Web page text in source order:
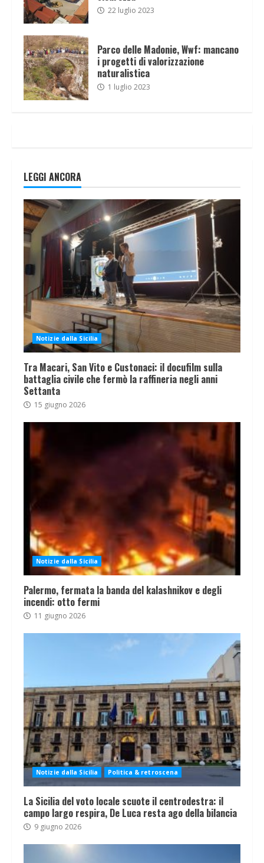
22 luglio 2023
Parco delle Madonie, Wwf: mancano
i progetti di valorizzazione
naturalistica
1 luglio 2023
LEGGI ANCORA
Notizie dalla Sicilia
Tra Macari, San Vito e Custonaci: il docufilm sulla
battaglia civile che fermò la raffineria negli anni
Settanta
15 giugno 2026
Notizie dalla Sicilia
Palermo, fermata la banda del kalashnikov e degli
incendi: otto fermi
11 giugno 2026
Notizie dalla Sicilia Politica & retroscena
La Sicilia del voto locale scuote il centrodestra: il
campo largo respira, De Luca resta ago della bilancia
9 giugno 2026